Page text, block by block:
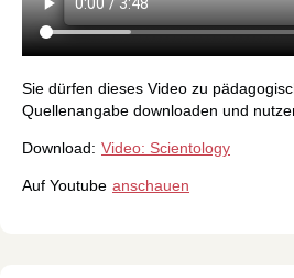
Sie dürfen dieses Video zu
Quellenangabe downloaden und
Download: Video: Scientology
Auf Youtube anschauen